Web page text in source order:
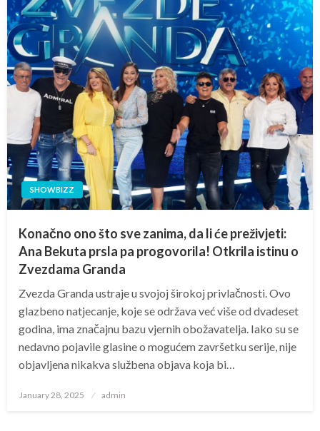
SHOWBIZZ
Konačno ono što sve zanima, da li će preživjeti:
Ana Bekuta prsla pa progovorila! Otkrila istinu o
Zvezdama Granda
Zvezda Granda ustraje u svojoj širokoj privlačnosti. Ovo
glazbeno natjecanje, koje se održava već više od dvadeset
godina, ima značajnu bazu vjernih obožavatelja. Iako su se
nedavno pojavile glasine o mogućem završetku serije, nije
objavljena nikakva službena objava koja bi…
Posted
January 28, 2025 admin